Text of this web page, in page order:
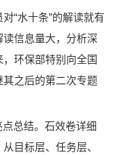
“水十条”的解读就有
信息量大，分析深
环保部特别向全国
之后的第二次专题
总结。 石效卷详细
目标层、任务层、